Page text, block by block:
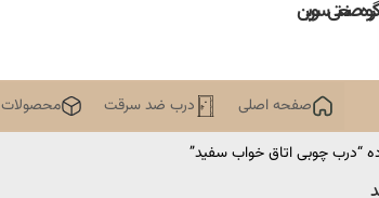
گروه صنعتی سورین
صفحه اصلی درب ضد سرقت محصولات
چوبی اتاق خواب سفید”